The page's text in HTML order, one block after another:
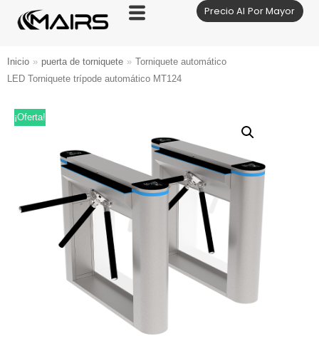
Saltar
al
Precio Al Por Mayor
Inicio » puerta de torniquete » Torniquete automático
LED Torniquete trípode automático MT124
¡Oferta!